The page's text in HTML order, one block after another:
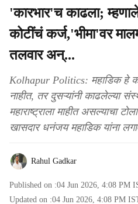
'कारभार'च काढला;
कोटींचं कर्ज,'भीमा'वर
तलवार अन्...
Kolhapur Politics: महाडिक हे
नाहीत, तर दुसऱ्यांनी काढलेल्या
महाराष्ट्राला माहीत असल्याचा
खासदार धनंजय महाडिक यांना
Rahul Gadkar
Published on :04 Jun 2026, 4:08 PM
Updated on :04 Jun 2026, 4:08 PM